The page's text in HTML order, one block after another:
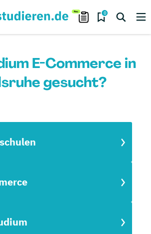
0
E-Commerce in
gesucht?